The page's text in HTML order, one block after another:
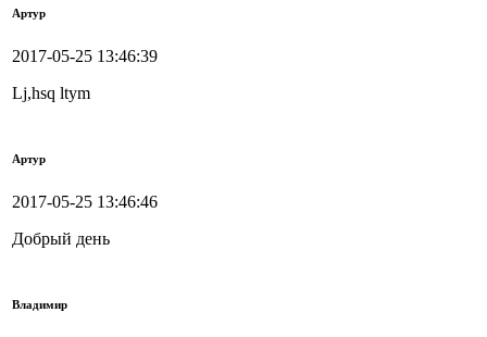
Артур
2017-05-25 13:46:39
Lj,hsq ltym
Артур
2017-05-25 13:46:46
Добрый день
Владимир